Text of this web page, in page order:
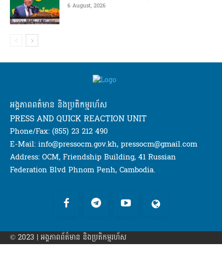
6 August, 2026
អង្គភាពពត៌មាន និងប្រតិកម្មរហ័ស
PRESS AND QUICK REACTION UNIT
Phone/Fax: (855) 23 212 490
E-Mail: info@pressocm.gov.kh, pressocm@gmail.com
Address: OCM, Friendship Building, 41 Russian
Federation Blvd Phnom Penh, Cambodia.
© 2023 | អង្គភាព​ព័ត៌មាន​ និងប្រតិកម្មរហ័ស